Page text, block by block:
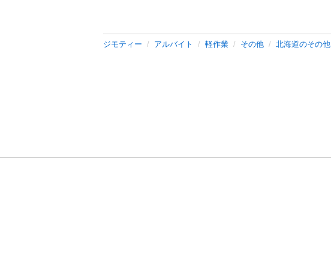
ジモティー アルバイト 軽作業 その他 北海道のその他